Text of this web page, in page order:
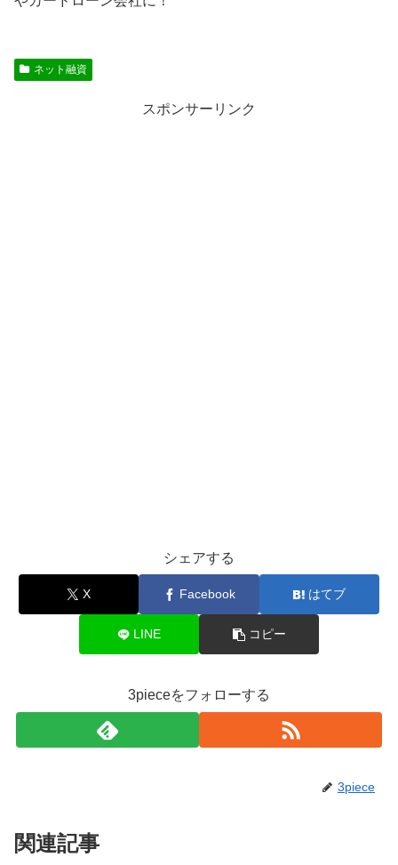
ネット融資
スポンサーリンク
シェアする
X Facebook はてブ
LINE コピー
3pieceをフォローする
3piece
関連記事